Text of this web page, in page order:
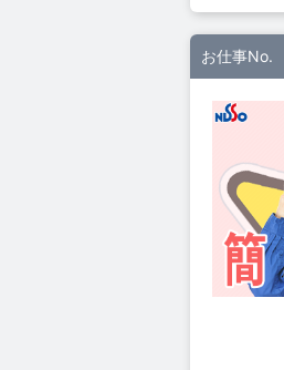
お仕事No.